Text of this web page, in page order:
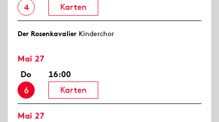
4
Karten
Der Rosen­kavalier Kinderchor
Mai 27
Do
6
16:00
Karten
Mai 27